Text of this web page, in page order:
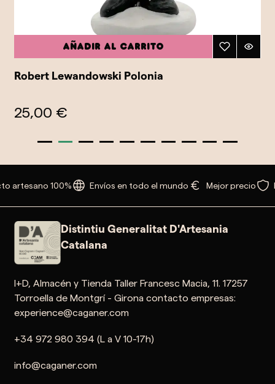
Añadir al carrito
Robert Lewandowski Polonia
25,00 €
artesano 100% Envíos en todo el mundo Mejor precio
Distintiu Generalitat D'Artesania
Catalana
I+D, Almacén y Tienda Taller Francesc Macia, 11. 17257
Torroella de Montgrí - Girona contacto empresas:
experience@caganer.com
+34 972 980 394 (L a V 10-17h)
info@caganer.com